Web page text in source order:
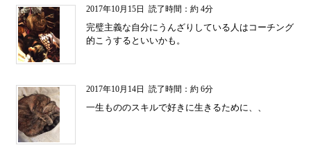
2017年10月15日 読了時間：約 4分
完璧主義な自分にうんざりしている人はコーチング
的こうするといいかも。
2017年10月14日 読了時間：約 6分
一生もののスキルで好きに生きるために、、